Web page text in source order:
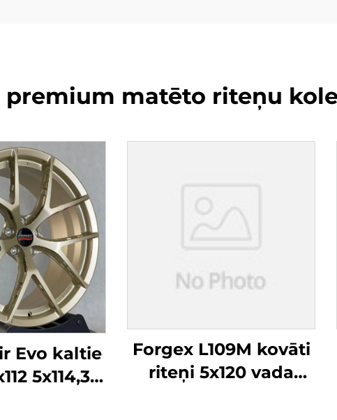
premium matēto riteņu
Evo kaltie
5x114,3
Forgex L109M kovāti
riteņi 5x120 vada